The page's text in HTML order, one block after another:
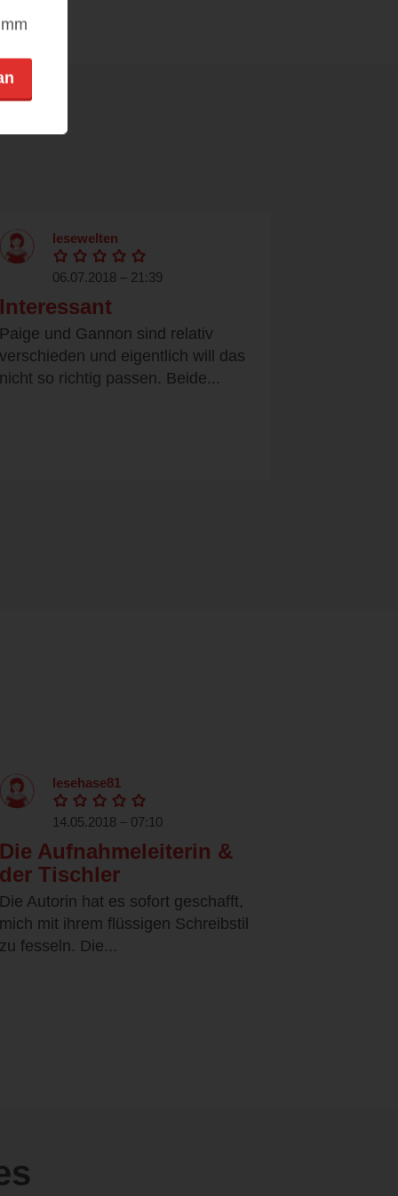
lesewelten
06.07.2018 – 21:39
Interessant
Paige und Gannon sind relativ
verschieden und eigentlich will das
nicht so richtig passen. Beide...
lesehase81
14.05.2018 – 07:10
Die Aufnahmeleiterin &
der Tischler
Die Autorin hat es sofort geschafft,
mich mit ihrem flüssigen Schreibstil
zu fesseln. Die...